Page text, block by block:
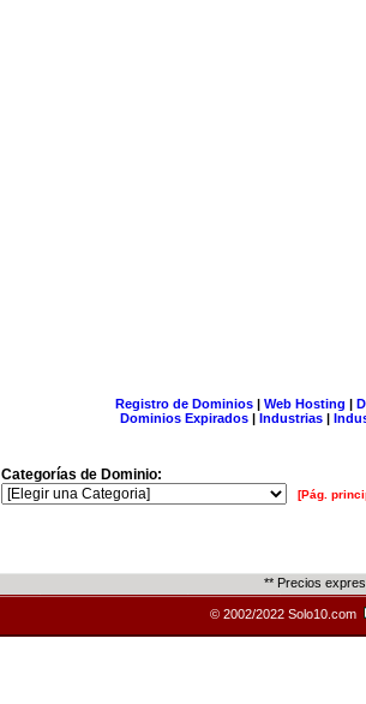
Registro de Dominios| Web Hosting |
Dominios Expirados | Industrias |
Categorías de Dominio:
[Pág.
** Precios
© 2002/2022 Solo10.com